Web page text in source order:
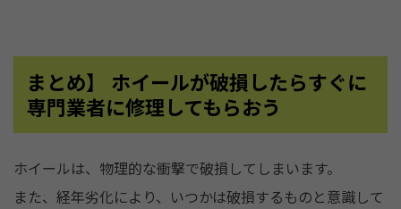
まとめ】 ホイールが破損したらすぐに
専門業者に修理してもらおう
ホイールは、物理的な衝撃で破損してしまいます。
また、経年劣化により、いつかは破損するものと意識して